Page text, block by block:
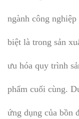
ngành công
biệt là trong sản
ưu hóa quy trình
phẩm cuối cùng.
ứng dụng của bồn